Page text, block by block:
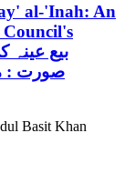
al-'Inah: An
بیع عینہ
صورت :
Basit Khan